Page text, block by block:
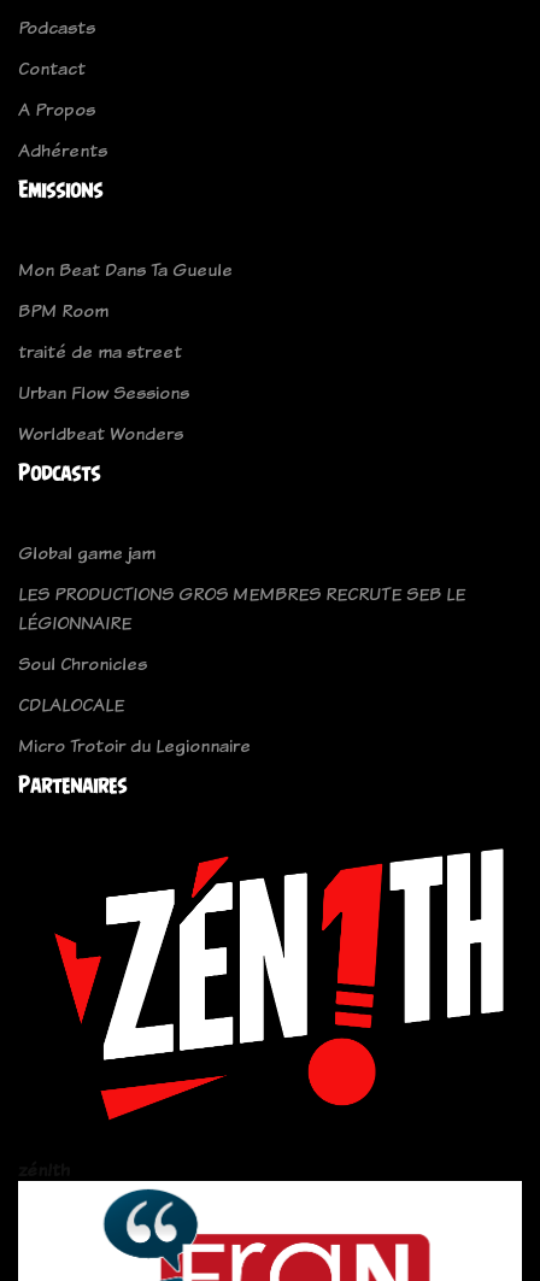
Podcasts
Contact
A Propos
Adhérents
Emissions
Mon Beat Dans Ta Gueule
BPM Room
traité de ma street
Urban Flow Sessions
Worldbeat Wonders
Podcasts
Global game jam
LES PRODUCTIONS GROS MEMBRES RECRUTE SEB LE
LÉGIONNAIRE
Soul Chronicles
CDLALOCALE
Micro Trotoir du Legionnaire
Partenaires